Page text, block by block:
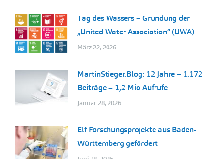
Tag des Wassers – Gründung der
„United Water Association” (UWA)
März 22, 2026
MartinStieger.Blog: 12 Jahre – 1.172
Beiträge – 1,2 Mio Aufrufe
Januar 28, 2026
Elf Forschungsprojekte aus Baden-
Württemberg gefördert